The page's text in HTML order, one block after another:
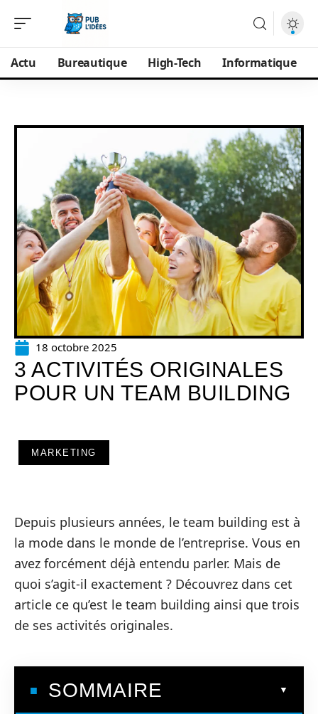
Actu Bureautique High-Tech Informatique
18 octobre 2025
3 ACTIVITÉS ORIGINALES
POUR UN TEAM BUILDING
MARKETING
Depuis plusieurs années, le team building est à
la mode dans le monde de l’entreprise. Vous en
avez forcément déjà entendu parler. Mais de
quoi s’agit-il exactement ? Découvrez dans cet
article ce qu’est le team building ainsi que trois
de ses activités originales.
SOMMAIRE